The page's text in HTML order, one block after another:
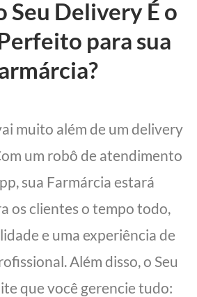
Seu Delivery É o
para sua
muito além de um delivery
um robô de atendimento
sua Farmárcia estará
os clientes o tempo todo,
e uma experiência de
Além disso, o Seu
que você gerencie tudo: